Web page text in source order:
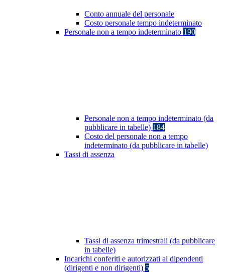
Conto annuale del personale
Costo personale tempo indeterminato
Personale non a tempo indeterminato 190
Personale non a tempo indeterminato (da
pubblicare in tabelle) 184
Costo del personale non a tempo
indeterminato (da pubblicare in tabelle)
Tassi di assenza
Tassi di assenza trimestrali (da pubblicare
in tabelle)
Incarichi conferiti e autorizzati ai dipendenti
(dirigenti e non dirigenti) 5